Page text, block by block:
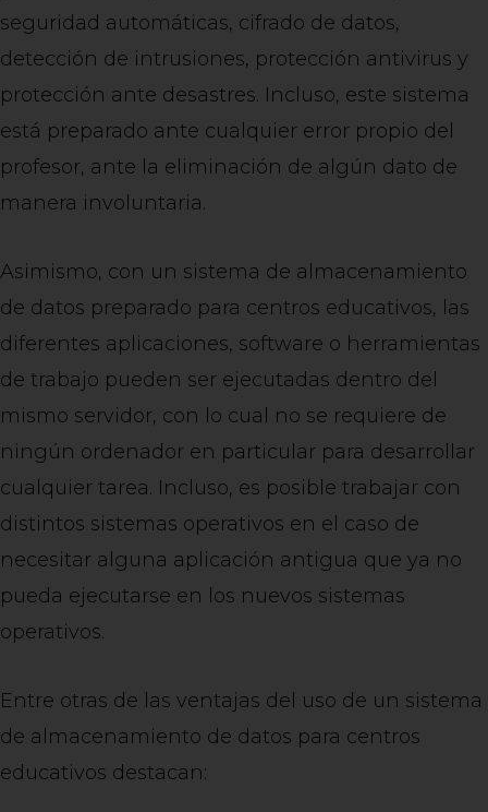
seguridad automáticas, cifrado de datos,
detección de intrusiones, protección antivirus y
protección ante desastres. Incluso, este sistema
está preparado ante cualquier error propio del
profesor, ante la eliminación de algún dato de
manera involuntaria.
Asimismo, con un sistema de almacenamiento
de datos preparado para centros educativos, las
diferentes aplicaciones, software o herramientas
de trabajo pueden ser ejecutadas dentro del
mismo servidor, con lo cual no se requiere de
ningún ordenador en particular para desarrollar
cualquier tarea. Incluso, es posible trabajar con
distintos sistemas operativos en el caso de
necesitar alguna aplicación antigua que ya no
pueda ejecutarse en los nuevos sistemas
operativos.
Entre otras de las ventajas del uso de un sistema
de almacenamiento de datos para centros
educativos destacan: